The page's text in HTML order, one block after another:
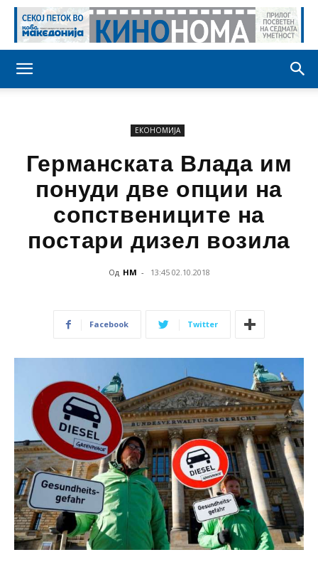
ЕКОНОМИЈА
Германската Влада им
понуди две опции на
сопствениците на
постари дизел возила
Од НМ - 13:45 02.10.2018
Facebook Twitter